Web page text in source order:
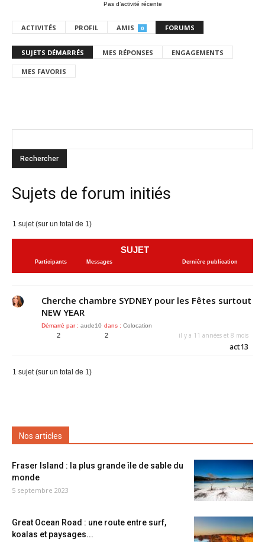
Pas d’activité récente
ACTIVITÉS PROFIL AMIS 0 FORUMS
SUJETS DÉMARRÉS MES RÉPONSES ENGAGEMENTS
MES FAVORIS
Sujets de forum initiés
1 sujet (sur un total de 1)
SUJET
Participants Messages Dernière publication
Cherche chambre SYDNEY pour les Fêtes surtout
NEW YEAR
Démarré par : aude10 dans : Colocation
2 2 il y a 11 années et 8 mois
act13
1 sujet (sur un total de 1)
Nos articles
Fraser Island : la plus grande île de sable du
monde
5 septembre 2023
Great Ocean Road : une route entre surf,
koalas et paysages...